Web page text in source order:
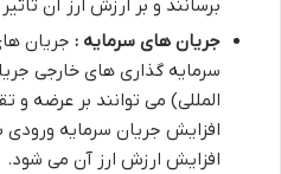
برسانند و بر ارزش ارز آن
جریان های سرمایه : جریان
سرمایه گذاری های خارجی
المللی) می توانند بر عرضه و
افزایش جریان سرمایه
افزایش ارزش ارز آن می شود.